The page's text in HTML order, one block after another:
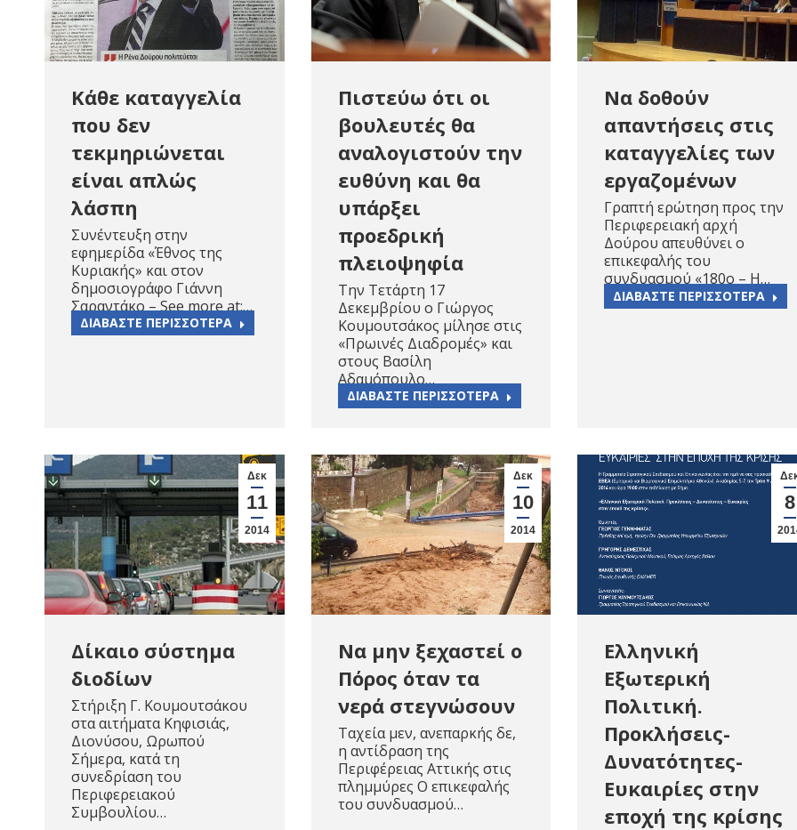
Κάθε καταγγελία
που δεν
τεκμηριώνεται
είναι απλώς
λάσπη
Συνέντευξη στην
εφημερίδα «Έθνος της
Κυριακής» και στον
δημοσιογράφο Γιάννη
Σαραντάκο – See more at:…
ΔΙΑΒΑΣΤΕ ΠΕΡΙΣΣΟΤΕΡΑ
Πιστεύω ότι οι
βουλευτές θα
αναλογιστούν την
ευθύνη και θα
υπάρξει
προεδρική
πλειοψηφία
Την Τετάρτη 17
Δεκεμβρίου ο Γιώργος
Κουμουτσάκος μίλησε στις
«Πρωινές Διαδρομές» και
στους Βασίλη
Αδαμόπουλο…
ΔΙΑΒΑΣΤΕ ΠΕΡΙΣΣΟΤΕΡΑ
Να δοθούν
απαντήσεις στις
καταγγελίες των
εργαζομένων
Γραπτή ερώτηση προς την
Περιφερειακή αρχή
Δούρου απευθύνει ο
επικεφαλής του
συνδυασμού «180o – Η…
ΔΙΑΒΑΣΤΕ ΠΕΡΙΣΣΟΤΕΡΑ
Δεκ
11
2014
Δίκαιο σύστημα
διοδίων
Στήριξη Γ. Κουμουτσάκου
στα αιτήματα Κηφισιάς,
Διονύσου, Ωρωπού
Σήμερα, κατά τη
συνεδρίαση του
Περιφερειακού
Συμβουλίου…
Δεκ
10
2014
Να μην ξεχαστεί o
Πόρος όταν τα
νερά στεγνώσουν
Ταχεία μεν, ανεπαρκής δε,
η αντίδραση της
Περιφέρειας Αττικής στις
πλημμύρες Ο επικεφαλής
του συνδυασμού…
8
Ελληνική
Εξωτερική
Πολιτική.
Προκλήσεις-
Δυνατότητες-
Ευκαιρίες στην
εποχή της κρίσης